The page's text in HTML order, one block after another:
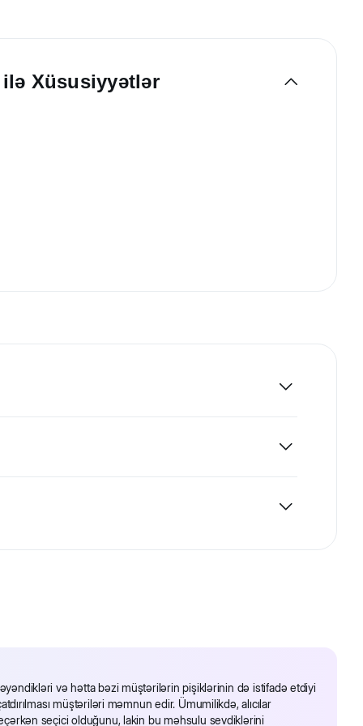
Xüsusiyyətlər
ət vardıq, yüksək toyuq tərkibli formul (29%) 10
lifi, mineral maddələr, qızıl balıq yağı 0,5%,
təqdim olunur.
və hətta bəzi müştərilərin pişiklərinin də istifadə etdiyi
müştəriləri məmnun edir. Ümumilikdə, alıcılar
seçici olduğunu, lakin bu məhsulu sevdiklərini